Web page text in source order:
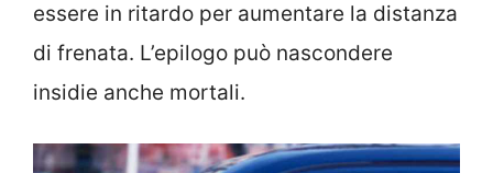
essere in ritardo per aumentare la distanza
di frenata. L’epilogo può nascondere
insidie anche mortali.